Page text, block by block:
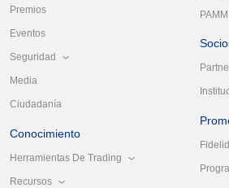
Premios
Eventos
Seguridad
Media
Ciudadanía
Conocimiento
Herramientas De Trading
Recursos
PAMM